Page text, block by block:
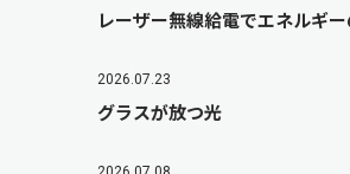
レーザー無線給電でエネルギ
2026.07.23
グラスが放つ光